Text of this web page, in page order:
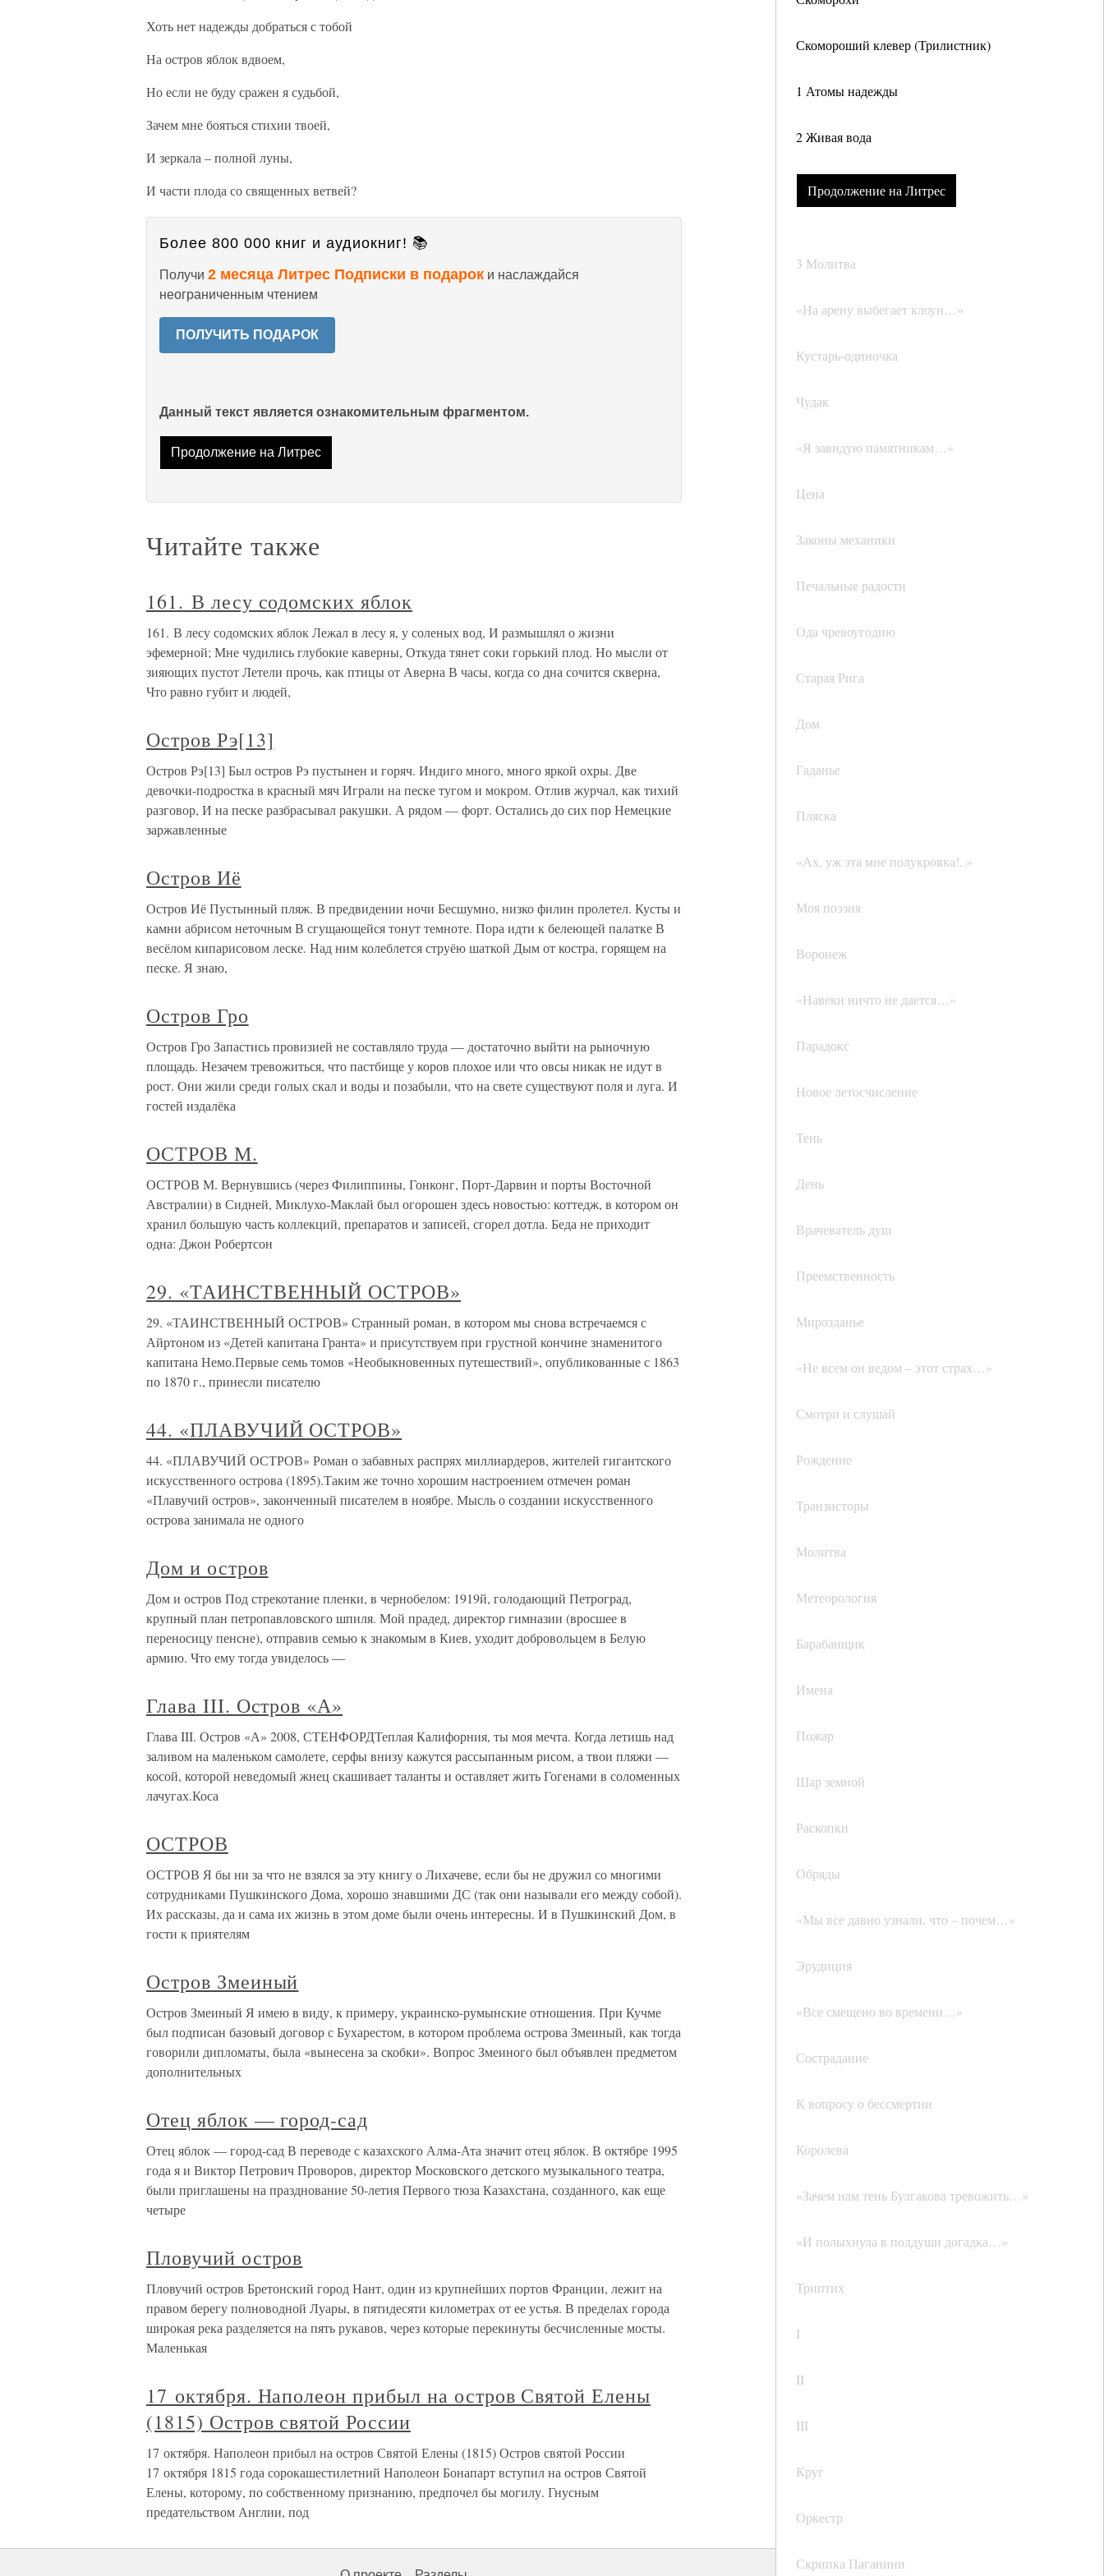
Скомороший клевер (Трилистник)
1 Атомы надежды
2 Живая вода
Продолжение на Литрес
3 Молитва
«На арену выбегает клоун…»
Кустарь-одиночка
Чудак
«Я завидую памятникам…»
Цена
Законы механики
Печальные радости
Ода чревоугодию
Старая Рига
Дом
Гаданье
Пляска
«Ах, уж эта мне полукровка!..»
Моя поэзия
Воронеж
«Навеки ничто не дается…»
Парадокс
Новое летосчисление
Тень
День
Врачеватель душ
Преемственность
Мирозданье
«Не всем он ведом – этот страх…»
Смотри и слушай
Рождение
Транзисторы
Молитва
Метеорология
Барабанщик
Имена
Пожар
Шар земной
Раскопки
Обряды
«Мы все давно узнали, что – почем…»
Эрудиция
«Все смещено во времени…»
Сострадание
К вопросу о бессмертии
Королева
«Зачем нам тень Булгакова тревожить…»
«И полыхнула в полдуши догадка…»
Триптих
I
II
III
Круг
Оркестр
Скрипка Паганини
Хоть нет надежды добраться с тобой
На остров яблок вдвоем,
Но если не буду сражен я судьбой,
Зачем мне бояться стихии твоей,
И зеркала – полной луны,
И части плода со священных ветвей?
Более 800 000 книг и аудиокниг! 📚
Получи 2 месяца Литрес Подписки в подарок и наслаждайся
неограниченным чтением
ПОЛУЧИТЬ ПОДАРОК
Данный текст является ознакомительным фрагментом.
Продолжение на Литрес
Читайте также
161. В лесу содомских яблок
161. В лесу содомских яблок Лежал в лесу я, у соленых вод, И размышлял о жизни
эфемерной; Мне чудились глубокие каверны, Откуда тянет соки горький плод. Но мысли от
зияющих пустот Летели прочь, как птицы от Аверна В часы, когда со дна сочится скверна,
Что равно губит и людей,
Остров Рэ[13]
Остров Рэ[13] Был остров Рэ пустынен и горяч. Индиго много, много яркой охры. Две
девочки-подростка в красный мяч Играли на песке тугом и мокром. Отлив журчал, как тихий
разговор, И на песке разбрасывал ракушки. А рядом — форт. Остались до сих пор Немецкие
заржавленные
Остров Иё
Остров Иё Пустынный пляж. В предвидении ночи Бесшумно, низко филин пролетел. Кусты и
камни абрисом неточным В сгущающейся тонут темноте. Пора идти к белеющей палатке В
весёлом кипарисовом леске. Над ним колеблется струёю шаткой Дым от костра, горящем на
песке. Я знаю,
Остров Гро
Остров Гро Запастись провизией не составляло труда — достаточно выйти на рыночную
площадь. Незачем тревожиться, что пастбище у коров плохое или что овсы никак не идут в
рост. Они жили среди голых скал и воды и позабыли, что на свете существуют поля и луга. И
гостей издалёка
ОСТРОВ М.
ОСТРОВ М. Вернувшись (через Филиппины, Гонконг, Порт-Дарвин и порты Восточной
Австралии) в Сидней, Миклухо-Маклай был огорошен здесь новостью: коттедж, в котором он
хранил большую часть коллекций, препаратов и записей, сгорел дотла. Беда не приходит
одна: Джон Робертсон
29. «ТАИНСТВЕННЫЙ ОСТРОВ»
29. «ТАИНСТВЕННЫЙ ОСТРОВ» Странный роман, в котором мы снова встречаемся с
Айртоном из «Детей капитана Гранта» и присутствуем при грустной кончине знаменитого
капитана Немо.Первые семь томов «Необыкновенных путешествий», опубликованные с 1863
по 1870 г., принесли писателю
44. «ПЛАВУЧИЙ ОСТРОВ»
44. «ПЛАВУЧИЙ ОСТРОВ» Роман о забавных распрях миллиардеров, жителей гигантского
искусственного острова (1895).Таким же точно хорошим настроением отмечен роман
«Плавучий остров», законченный писателем в ноябре. Мысль о создании искусственного
острова занимала не одного
Дом и остров
Дом и остров Под стрекотание пленки, в чернобелом: 1919й, голодающий Петроград,
крупный план петропавловского шпиля. Мой прадед, директор гимназии (вросшее в
переносицу пенсне), отправив семью к знакомым в Киев, уходит добровольцем в Белую
армию. Что ему тогда увиделось —
Глава III. Остров «А»
Глава III. Остров «А» 2008, СТЕНФОРДТеплая Калифорния, ты моя мечта. Когда летишь над
заливом на маленьком самолете, серфы внизу кажутся рассыпанным рисом, а твои пляжи —
косой, которой неведомый жнец скашивает таланты и оставляет жить Гогенами в соломенных
лачугах.Коса
ОСТРОВ
ОСТРОВ Я бы ни за что не взялся за эту книгу о Лихачеве, если бы не дружил со многими
сотрудниками Пушкинского Дома, хорошо знавшими ДС (так они называли его между собой).
Их рассказы, да и сама их жизнь в этом доме были очень интересны. И в Пушкинский Дом, в
гости к приятелям
Остров Змеиный
Остров Змеиный Я имею в виду, к примеру, украинско-румынские отношения. При Кучме
был подписан базовый договор с Бухарестом, в котором проблема острова Змеиный, как тогда
говорили дипломаты, была «вынесена за скобки». Вопрос Змеиного был объявлен предметом
дополнительных
Отец яблок — город-сад
Отец яблок — город-сад В переводе с казахского Алма-Ата значит отец яблок. В октябре 1995
года я и Виктор Петрович Проворов, директор Московского детского музыкального театра,
были приглашены на празднование 50-летия Первого тюза Казахстана, созданного, как еще
четыре
Пловучий остров
Пловучий остров Бретонский город Нант, один из крупнейших портов Франции, лежит на
правом берегу полноводной Луары, в пятидесяти километрах от ее устья. В пределах города
широкая река разделяется на пять рукавов, через которые перекинуты бесчисленные мосты.
Маленькая
17 октября. Наполеон прибыл на остров Святой Елены
(1815) Остров святой России
17 октября. Наполеон прибыл на остров Святой Елены (1815) Остров святой России
17 октября 1815 года сорокашестилетний Наполеон Бонапарт вступил на остров Святой
Елены, которому, по собственному признанию, предпочел бы могилу. Гнусным
предательством Англии, под